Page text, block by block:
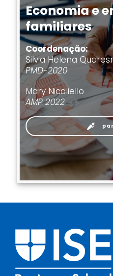
Economia e
familiares
Coordenação:
Silvia Helena
PMD-2020
Mary Nicoliello
AMP 2022